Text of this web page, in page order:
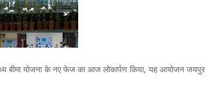
बीमा योजना के नए फेज का आज लोकार्पण किया, यह आयोजन जयपुर